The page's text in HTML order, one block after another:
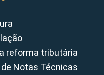
reforma tributária
Notas Técnicas